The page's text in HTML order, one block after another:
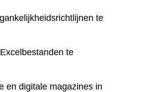
te
te
en digitale magazines in